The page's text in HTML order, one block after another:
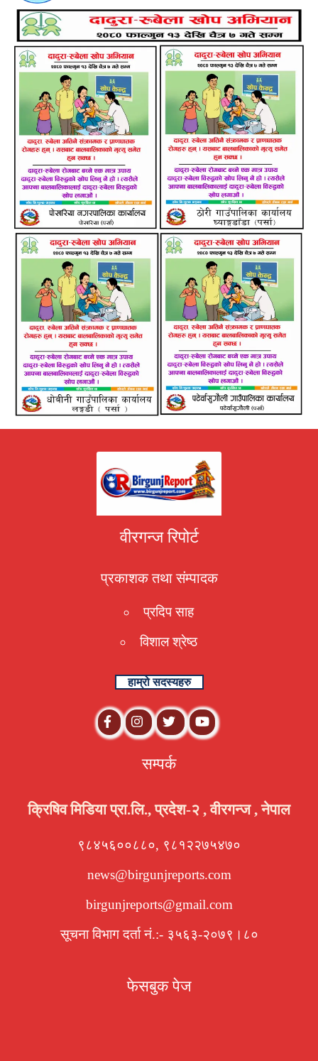
वीरगन्ज रिपोर्ट
प्रकाशक तथा संम्पादक
प्रदिप साह
विशाल श्रेष्ठ
हाम्रो सदस्यहरु
सम्पर्क
क्रिषिव मिडिया प्रा.लि., प्रदेश-२ , वीरगन्ज , नेपाल
९८४५६००८८०, ९८१२२७५४७०
news@birgunjreports.com
birgunjreports@gmail.com
सूचना विभाग दर्ता नं.:- ३५६३-२०७९।८०
फेसबुक पेज